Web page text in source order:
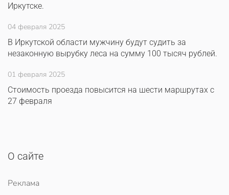
Иркутске.
04 февраля 2025
В Иркутской области мужчину будут судить за
незаконную вырубку леса на сумму 100 тысяч рублей.
01 февраля 2025
Стоимость проезда повысится на шести маршрутах с
27 февраля
О сайте
Реклама